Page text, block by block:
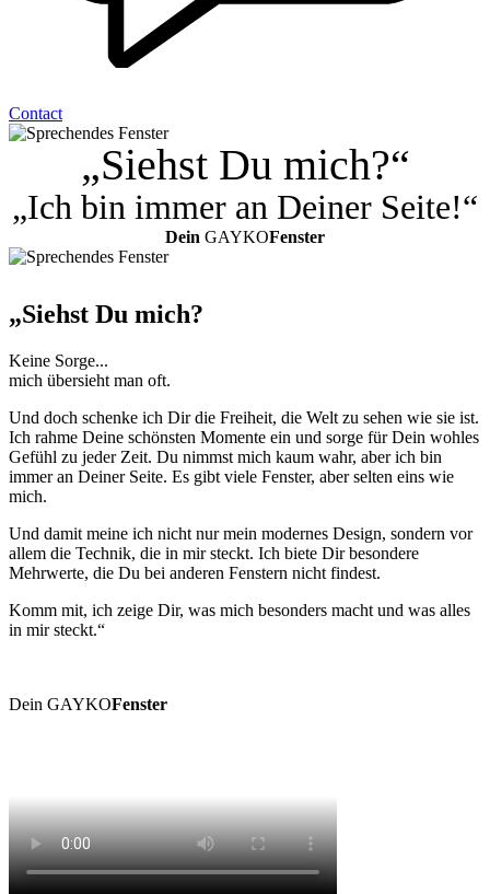
Contact
„Siehst Du mich?“
„Ich bin immer an Deiner Seite!“
Dein GAYKOFenster
„Siehst Du mich?
Keine Sorge...
mich übersieht man oft.
Und doch schenke ich Dir die Freiheit, die Welt zu sehen wie sie ist.
Ich rahme Deine schönsten Momente ein und sorge für Dein wohles
Gefühl zu jeder Zeit. Du nimmst mich kaum wahr, aber ich bin
immer an Deiner Seite. Es gibt viele Fenster, aber selten eins wie
mich.
Und damit meine ich nicht nur mein modernes Design, sondern vor
allem die Technik, die in mir steckt. Ich biete Dir besondere
Mehrwerte, die Du bei anderen Fenstern nicht findest.
Komm mit, ich zeige Dir, was mich besonders macht und was alles
in mir steckt.“
Dein GAYKOFenster